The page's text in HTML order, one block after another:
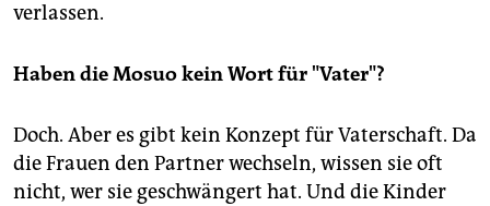
verlassen.
Haben die Mosuo kein Wort für "Vater"?
Doch. Aber es gibt kein Konzept für Vaterschaft. Da
die Frauen den Partner wechseln, wissen sie oft
nicht, wer sie geschwängert hat. Und die Kinder